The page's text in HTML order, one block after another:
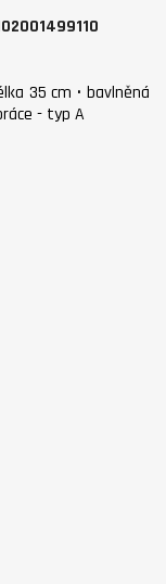
35 cm • bavlněná
- typ A